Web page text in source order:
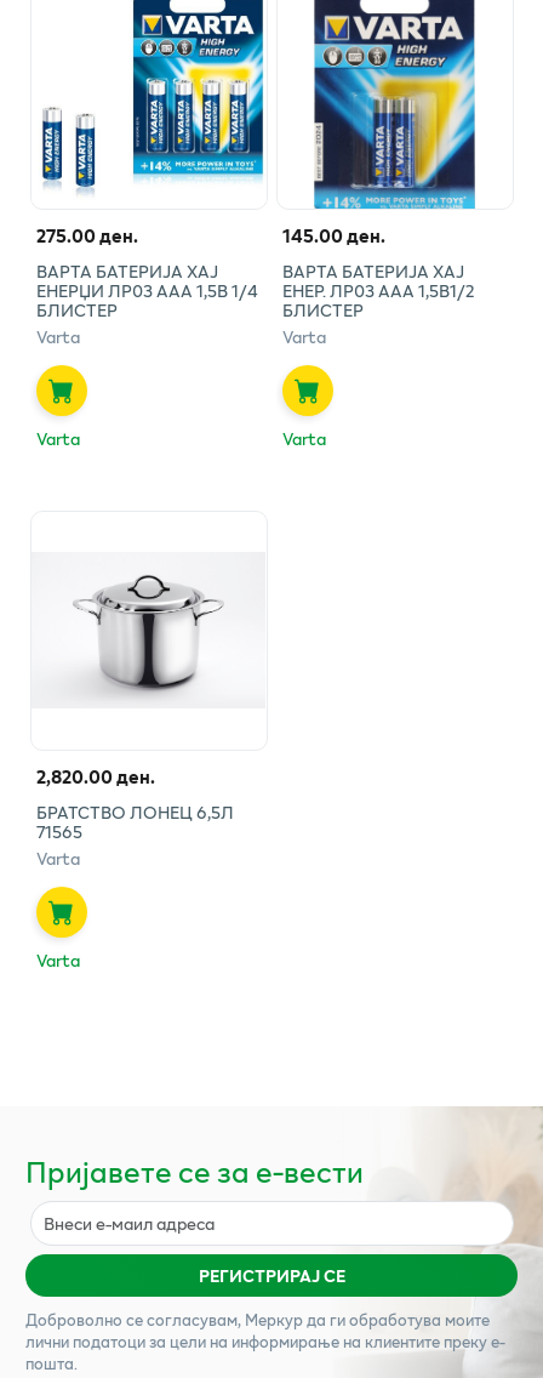
275.00 ден.
ВАРТА БАТЕРИЈА ХАЈ
ЕНЕРЏИ ЛР03 ААА 1,5В 1/4
БЛИСТЕР
Varta
Varta
145.00 ден.
ВАРТА БАТЕРИЈА ХАЈ
ЕНЕР. ЛР03 ААА 1,5В1/2
БЛИСТЕР
Varta
Varta
2,820.00 ден.
БРАТСТВО ЛОНЕЦ 6,5Л
71565
Varta
Varta
Пријавете се за е-вести
РЕГИСТРИРАЈ СЕ
Доброволно се согласувам, Меркурда ги обработува моите
лични податоци за цели на информирање на клиентите преку е-
пошта.